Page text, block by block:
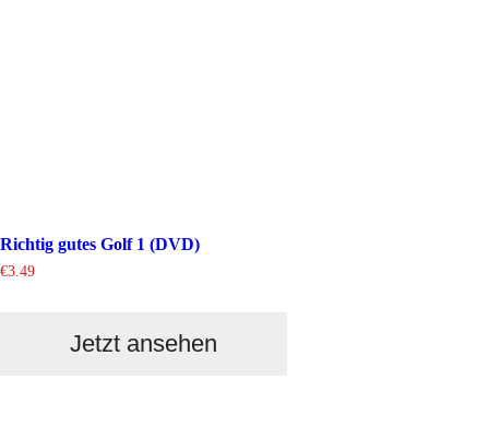
Richtig gutes Golf 1 (DVD)
€3.49
Jetzt ansehen